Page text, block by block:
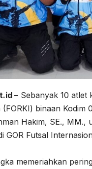
– Sebanyak 10 atlet
binaan Kodim
Hakim, SE., MM.,
GOR Futsal
memeriahkan